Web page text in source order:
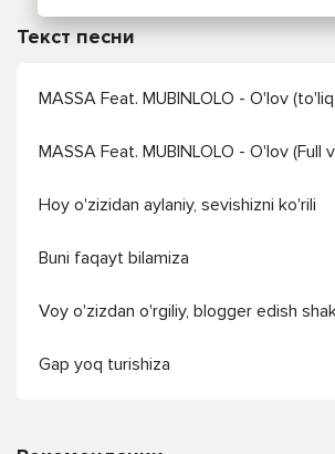
Текст песни
MASSA Feat. MUBINLOLO - O'lov
MASSA Feat. MUBINLOLO - O'lov (Full
Hoy o'zizidan aylaniy, sevishizni ko'rili
Buni faqayt bilamiza
Voy o'zizdan o'rgiliy, blogger edish
Gap yoq turishiza